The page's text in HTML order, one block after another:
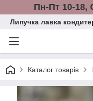
Пн-Пт 10-18,
Липучка лавка
Каталог товарів